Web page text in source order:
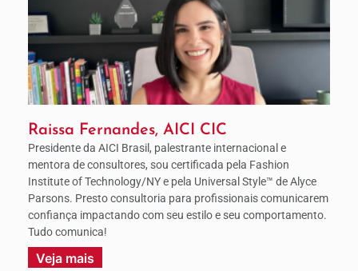
Raissa Fernandes, AICI CIC
Presidente da AICI Brasil, palestrante internacional e
mentora de consultores, sou certificada pela Fashion
Institute of Technology/NY e pela Universal Style™ de Alyce
Parsons. Presto consultoria para profissionais comunicarem
confiança impactando com seu estilo e seu comportamento.
Tudo comunica!
Veja mais